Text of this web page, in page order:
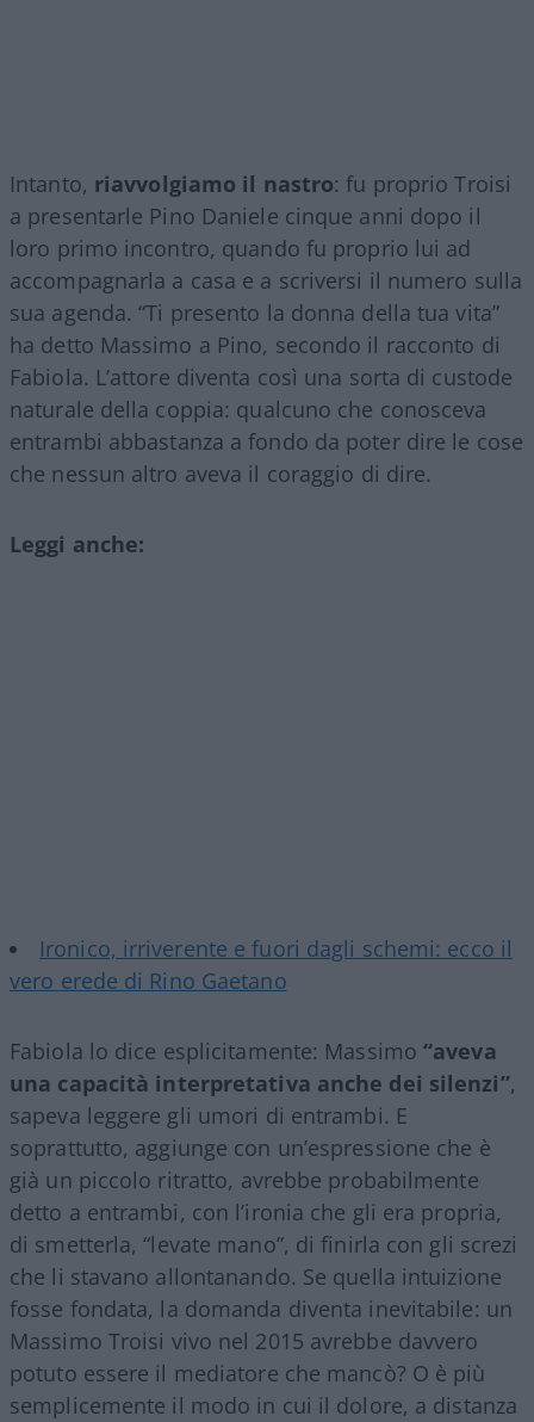
Intanto, riavvolgiamo il nastro: fu proprio Troisi
a presentarle Pino Daniele cinque anni dopo il
loro primo incontro, quando fu proprio lui ad
accompagnarla a casa e a scriversi il numero sulla
sua agenda. “Ti presento la donna della tua vita”
ha detto Massimo a Pino, secondo il racconto di
Fabiola. L’attore diventa così una sorta di custode
naturale della coppia: qualcuno che conosceva
entrambi abbastanza a fondo da poter dire le cose
che nessun altro aveva il coraggio di dire.
Leggi anche:
Ironico, irriverente e fuori dagli schemi: ecco il
vero erede di Rino Gaetano
Fabiola lo dice esplicitamente: Massimo “aveva
una capacità interpretativa anche dei silenzi”,
sapeva leggere gli umori di entrambi. E
soprattutto, aggiunge con un’espressione che è
già un piccolo ritratto, avrebbe probabilmente
detto a entrambi, con l’ironia che gli era propria,
di smetterla, “levate mano”, di finirla con gli screzi
che li stavano allontanando. Se quella intuizione
fosse fondata, la domanda diventa inevitabile: un
Massimo Troisi vivo nel 2015 avrebbe davvero
potuto essere il mediatore che mancò? O è più
semplicemente il modo in cui il dolore, a distanza